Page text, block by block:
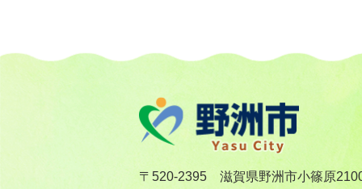
〒520-2395 滋賀県野洲市小篠原